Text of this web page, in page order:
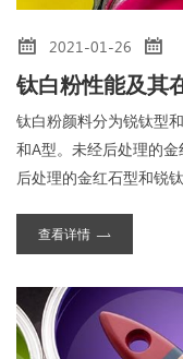
2021-01-26
钛白粉性能及其
钛白粉颜料分为锐钛型
和A型。未经后处理的
后处理的金红石型和锐
查看详情